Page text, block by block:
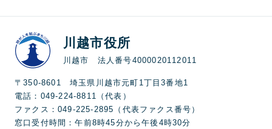
川越市役所
川越市 法人番号4000020112011
〒350-8601 埼玉県川越市元町1丁目3番地1
電話：049-224-8811（代表）
ファクス：049-225-2895（代表ファクス番号）
窓口受付時間：午前8時45分から午後4時30分